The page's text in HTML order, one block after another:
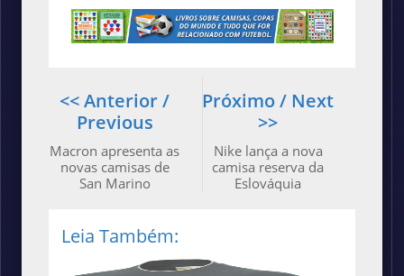
Próximo / Next
>>
Nike lança a nova
camisa reserva da
Eslováquia
<< Anterior /
Previous
Macron apresenta as
novas camisas de
San Marino
Leia Também: